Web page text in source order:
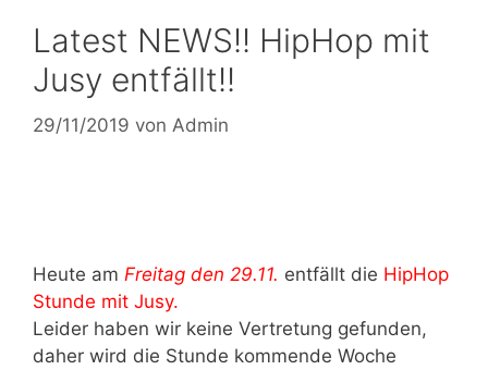
Latest NEWS!! HipHop mit
Jusy entfällt!!
29/11/2019 von Admin
Heute am Freitag den 29.11. entfällt die HipHop
Stunde mit Jusy.
Leider haben wir keine Vertretung gefunden,
daher wird die Stunde kommende Woche